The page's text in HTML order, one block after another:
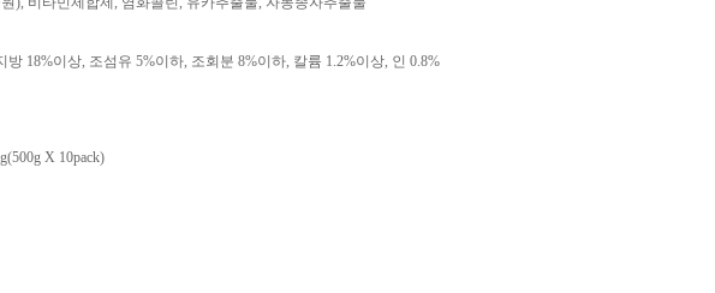
방 18%이상, 조섬유 5%이하, 조회분 8%이하, 칼륨 1.2%이상, 인 0.8%
X 10pack)